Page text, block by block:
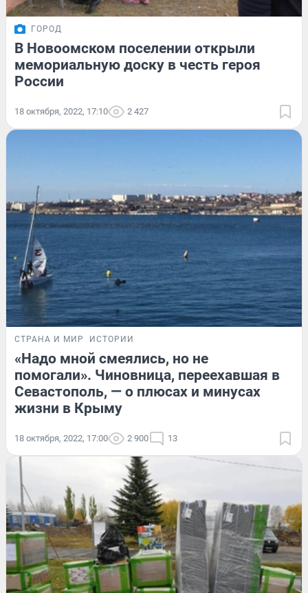
ГОРОД
В Новоомском поселении открыли
мемориальную доску в честь героя
России
18 октября, 2022, 17:10 2 427
СТРАНА И МИР ИСТОРИИ
«Надо мной смеялись, но не
помогали». Чиновница, переехавшая в
Севастополь, — о плюсах и минусах
жизни в Крыму
18 октября, 2022, 17:00 2 900 13